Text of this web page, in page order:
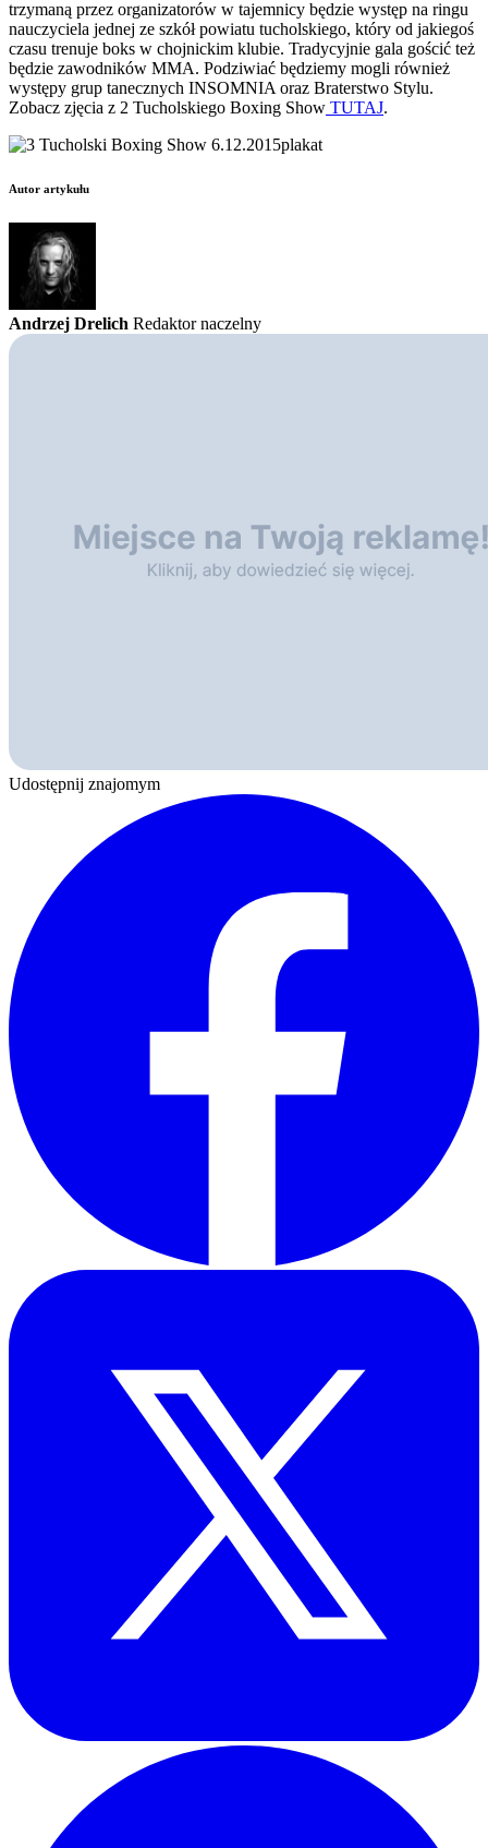
trzymaną przez organizatorów w tajemnicy będzie występ na ringu
nauczyciela jednej ze szkół powiatu tucholskiego, który od jakiegoś
czasu trenuje boks w chojnickim klubie. Tradycyjnie gala gościć też
będzie zawodników MMA. Podziwiać będziemy mogli również
występy grup tanecznych INSOMNIA oraz Braterstwo Stylu.
Zobacz zjęcia z 2 Tucholskiego Boxing Show TUTAJ.
Autor artykułu
Andrzej Drelich Redaktor naczelny
Udostępnij znajomym